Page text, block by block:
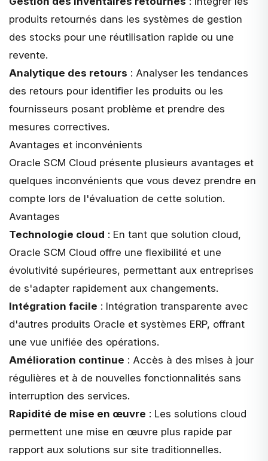
produits retournés dans les systèmes de gestion
des stocks pour une réutilisation rapide ou une
revente.
Analytique des retours : Analyser les tendances
des retours pour identifier les produits ou les
fournisseurs posant problème et prendre des
mesures correctives.
Avantages et inconvénients
Oracle SCM Cloud présente plusieurs avantages et
quelques inconvénients que vous devez prendre en
compte lors de l'évaluation de cette solution.
Avantages
Technologie cloud : En tant que solution cloud,
Oracle SCM Cloud offre une flexibilité et une
évolutivité supérieures, permettant aux entreprises
de s'adapter rapidement aux changements.
Intégration facile : Intégration transparente avec
d'autres produits Oracle et systèmes ERP, offrant
une vue unifiée des opérations.
Amélioration continue : Accès à des mises à jour
régulières et à de nouvelles fonctionnalités sans
interruption des services.
Rapidité de mise en œuvre : Les solutions cloud
permettent une mise en œuvre plus rapide par
rapport aux solutions sur site traditionnelles.